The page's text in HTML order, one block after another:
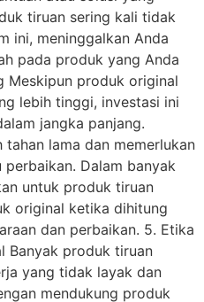
tiruan sering kali tidak
ini, meninggalkan Anda
pada produk yang Anda
Meskipun produk original
lebih tinggi, investasi ini
jangka panjang.
lama dan memerlukan
Dalam banyak
untuk produk tiruan
original ketika dihitung
dan perbaikan. 5. Etika
Banyak produk tiruan
yang tidak layak dan
mendukung produk